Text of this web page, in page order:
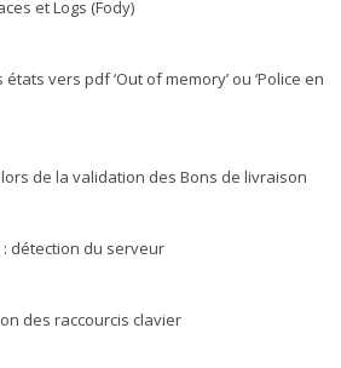
et Logs (Fody)
vers pdf ‘Out of memory’ ou ‘Police en
de la validation des Bons de livraison
détection du serveur
des raccourcis clavier